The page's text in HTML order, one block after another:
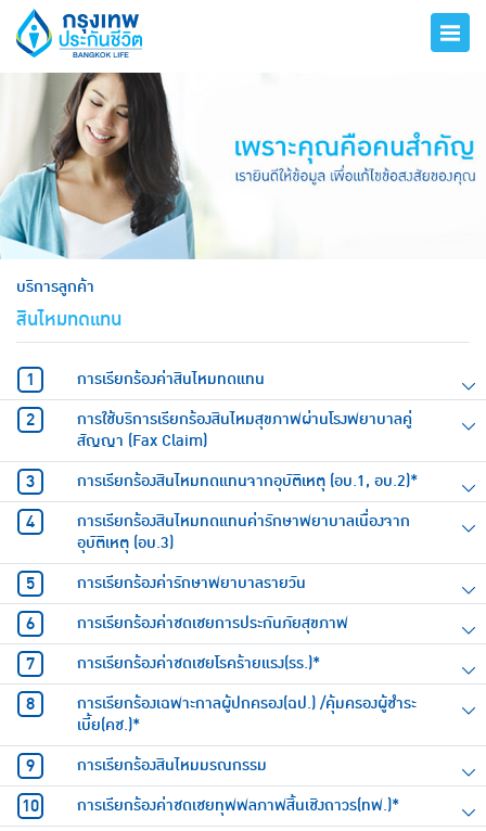
บริการลูกค้า
สินไหมทดแทน
การเรียกร้องค่าสินไหมทดแทน
การใช้บริการเรียกร้องสินไหมสุขภาพผ่านโรงพยาบาลคู่
สัญญา (Fax Claim)
การเรียกร้องสินไหมทดแทนจากอุบัติเหตุ (อบ.1, อบ.2)*
การเรียกร้องสินไหมทดแทนค่ารักษาพยาบาลเนื่องจาก
อุบัติเหตุ (อบ.3)
การเรียกร้องค่ารักษาพยาบาลรายวัน
การเรียกร้องค่าชดเชยการประกันภัยสุขภาพ
การเรียกร้องค่าชดเชยโรคร้ายแรง(รร.)*
การเรียกร้องเฉพาะกาลผู้ปกครอง(ฉป.) /คุ้มครองผู้ชำระ
เบี้ย(คช.)*
การเรียกร้องสินไหมมรณกรรม
การเรียกร้องค่าชดเชยทุพพลภาพสิ้นเชิงถาวร(ทพ.)*